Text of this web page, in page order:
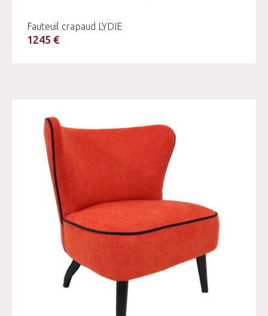
Fauteuil crapaud LYDIE
1245 €